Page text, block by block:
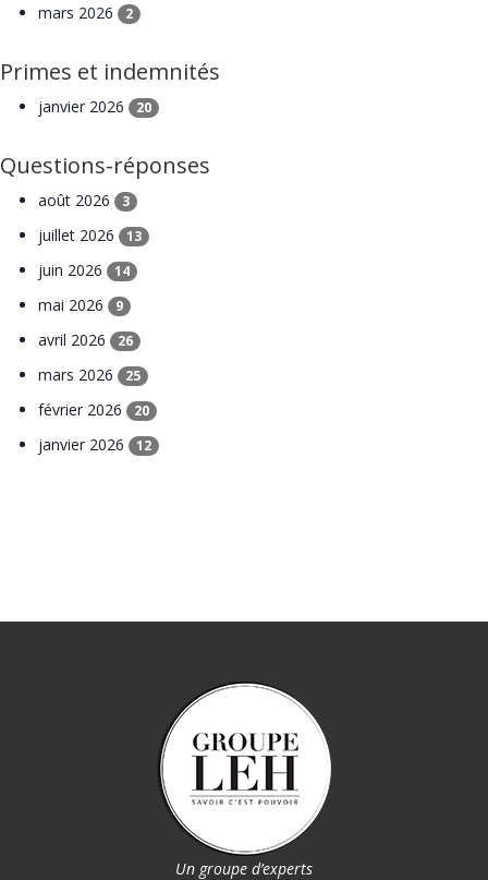
mars 2026 2
Primes et indemnités
janvier 2026 20
Questions-réponses
août 2026 3
juillet 2026 13
juin 2026 14
mai 2026 9
avril 2026 26
mars 2026 25
février 2026 20
janvier 2026 12
Un groupe d’experts